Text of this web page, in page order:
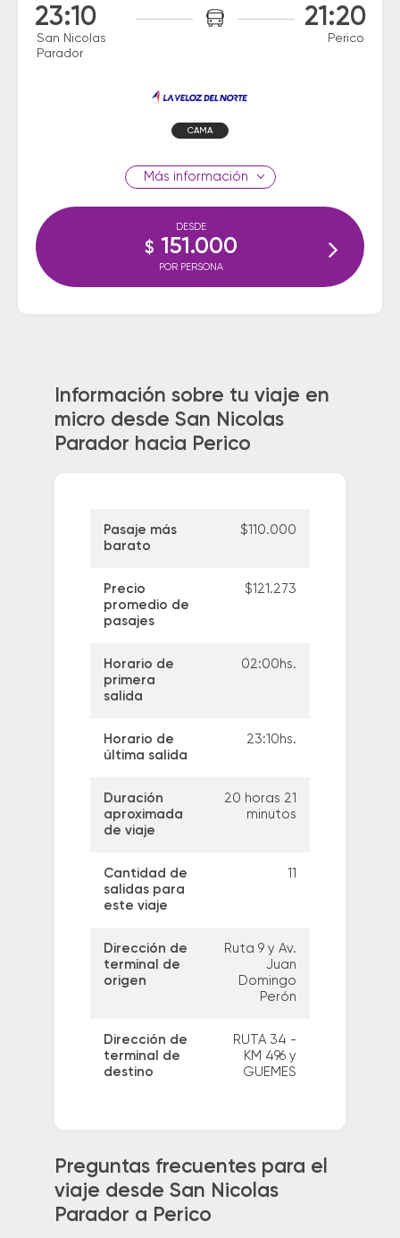
23:10
San Nicolas
Parador
21:20
Perico
CAMA
información
DESDE
$ 151.000
POR PERSONA
Información sobre tu viaje en
micro desde San Nicolas
Parador hacia Perico
Pasaje más
barato
$110.000
Precio
promedio de
pasajes
$121.273
Horario de
primera
salida
02:00hs.
Horario de
última salida
23:10hs.
Duración
aproximada
de viaje
20 horas 21
minutos
Cantidad de
salidas para
este viaje
11
Dirección de
terminal de
origen
Ruta 9 y Av.
Juan
Domingo
Perón
Dirección de
terminal de
destino
RUTA 34 -
KM 496 y
GUEMES
Preguntas frecuentes para el
viaje desde San Nicolas
Parador a Perico